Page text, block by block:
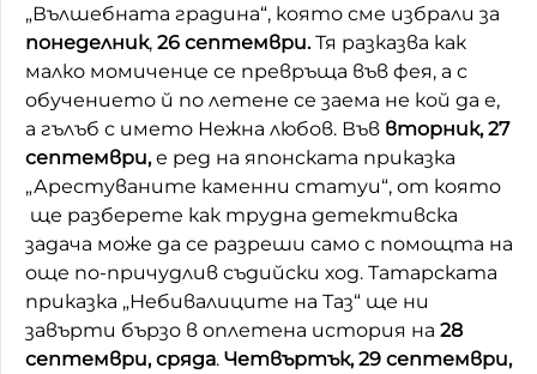
Като Айнщайн
Домашен любимец
Питаме Ви
До ре ми
„Вълшебната градина“, която сме избрали за
понеделник, 26 септември.Тя разказва как
малко момиченце се превръща във фея, а с
обучението й по летене се заема не кой да е,
а гълъб с името Нежна любов. Във вторник, 27
септември,е ред на японската приказка
„Арестуваните каменни статуи“, от която
ще разберете как трудна детективска
задача може да се разреши само с помощта на
още по-причудлив съдийски ход. Татарската
приказка „Небивалиците на Таз“ ще ни
завърти бързо в оплетена история на 28
септември, сряда. Четвъртък, 29 септември,